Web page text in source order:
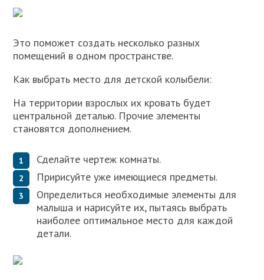
Это поможет создать несколько разных
помещений в одном пространстве.
Как выбрать место для детской колыбели:
На территории взрослых их кровать будет
центральной деталью. Прочие элементы
становятся дополнением.
Сделайте чертеж комнаты.
Пририсуйте уже имеющиеся предметы.
Определиться необходимые элементы для
малыша и нарисуйте их, пытаясь выбрать
наиболее оптимальное место для каждой
детали.